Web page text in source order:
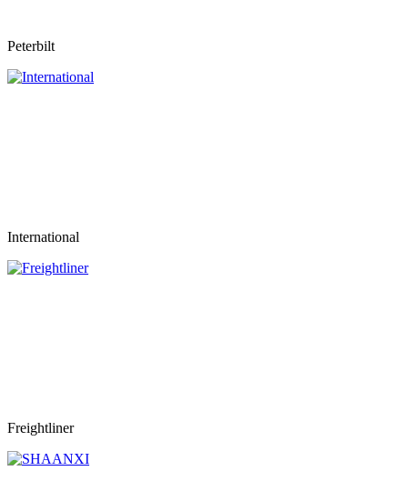
Peterbilt
International
Freightliner